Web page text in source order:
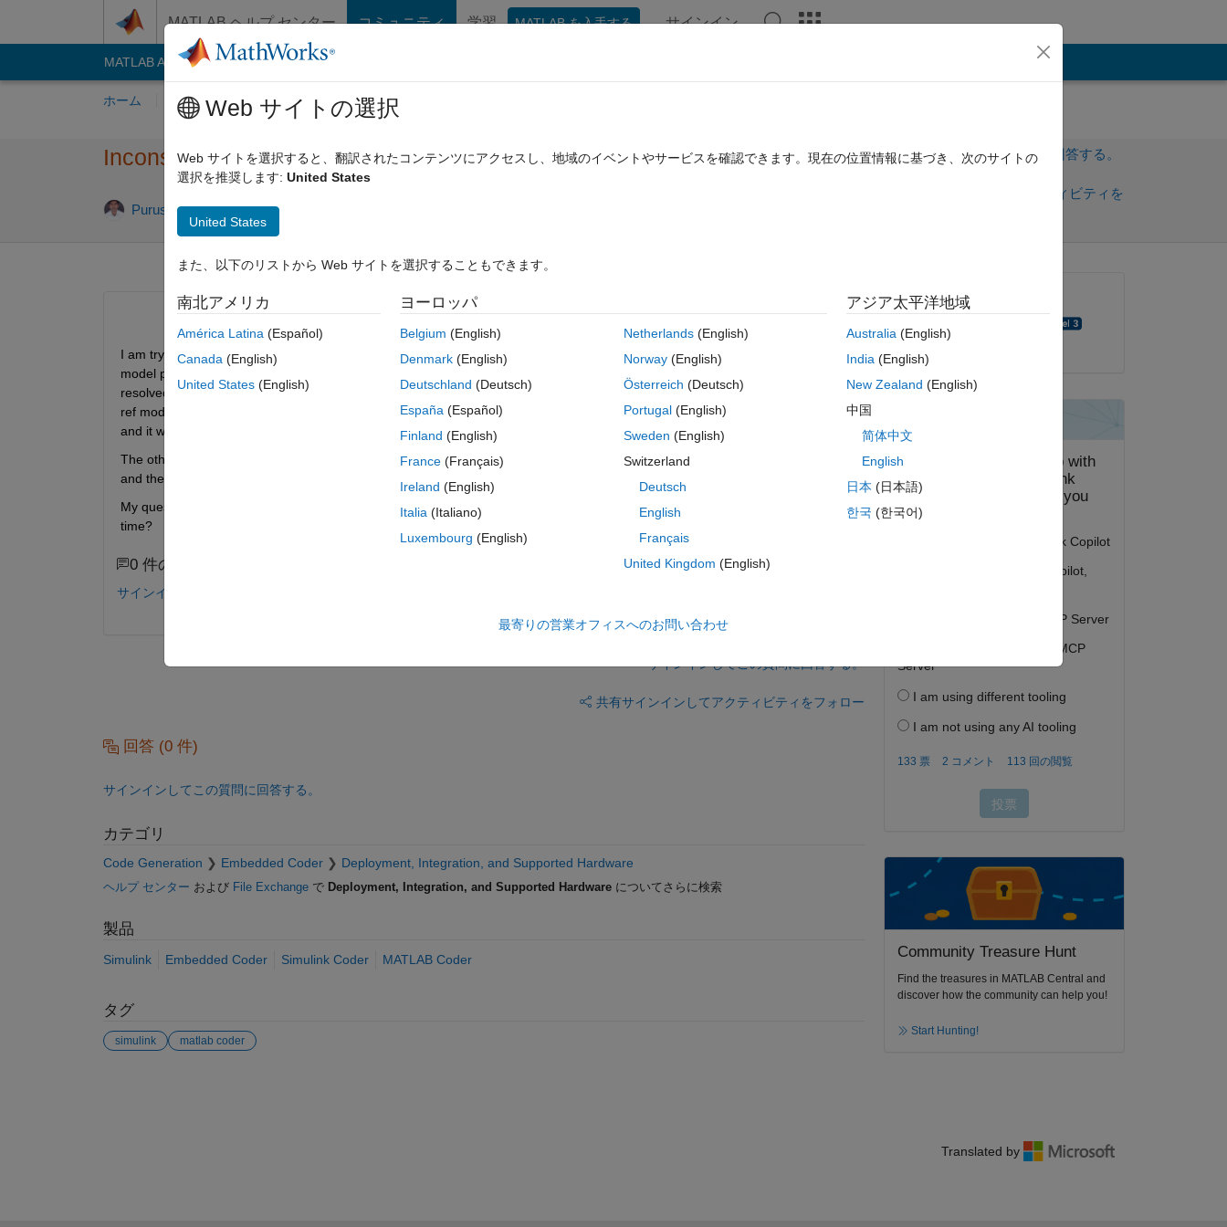
MATLAB ヘルプ センター コミュニティ 学習 MATLAB を入手する サインイン
MATLAB Answers File Exchange
ホーム 質問する 回答 閲覧 MATLAB に関する FAQ
Inconsistency problem while building a code
Purushottama Rao
サインインしてこの質問に回答する。
サインインしてアクティビティを
0 投票
I am trying to build a model with ccts Compiler. The Top model consists of reference models. When i tried first time with the
model placed on the desktop, i had an issue with the make file. I tried to move my model to D: folder and issue was not
resolved.But then i had a different issue with tlc_new.mex32 file. It compiled the first ref model w/o any issues but the second
ref model encountered an out of memory issue while executing tlc_new.mex32 file. I tried once again by restarting the PC
and it worked and the code was ready (therefore the file tree is correct and all make files and tlc files are correct too).
The other morning, i wished to generate the code once again and it said there were no compilers. I had a restart of my PC
and the compilers were reappearing.
My question here is why there is an inconsistent behavior with code generation? Is there anything i should lookout every
time?
0 件のコメント
サインインしてコメントする。
サインインしてこの質問に回答する。
共有サインインしてアクティビティをフォロー
回答 (0 件)
サインインしてこの質問に回答する。
カテゴリ
Code Generation Embedded Coder Deployment, Integration, and Supported Hardware
ヘルプ センター および File Exchangeで Deployment, Integration, and Supported Hardwareについてさらに検索
製品
Simulink Embedded Coder Simulink Coder MATLAB Coder
タグ
simulink matlab coder
質問済み:
2017 年 5 月 26 日
Community Treasure Hunt
Find the treasures in MATLAB Central and
discover how the community can help you!
Start Hunting!
Translated by
Web サイトの選択
Web サイトを選択すると、翻訳されたコンテンツにアクセスし、地域のイベントやサービスを確認できます。現在の位置情報に基づき、次のサイトの
選択を推奨します: United States
United States
また、以下のリストから Web サイトを選択することもできます。
南北アメリカ
América Latina (Español)
Canada (English)
United States (English)
ヨーロッパ
Belgium (English)
Denmark (English)
Deutschland (Deutsch)
España (Español)
Finland (English)
France (Français)
Ireland (English)
Italia (Italiano)
Luxembourg (English)
Netherlands(English)
Norway(English)
Österreich (Deutsch)
Portugal(English)
Sweden (English)
Switzerland
Deutsch
English
Français
United Kingdom (English)
アジア太平洋地域
Australia(English)
India(English)
New Zealand (English)
中国
简体中文
English
日本 (日本語)
한국 (한국어)
最寄りの営業オフィスへのお問い合わせ